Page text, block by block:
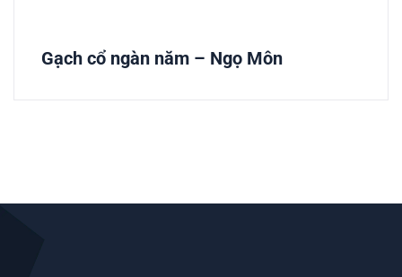
Gạch cổ ngàn năm – Ngọ Môn